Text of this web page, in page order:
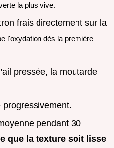
la plus vive.
frais directement sur la
l'oxydation dès la première
pressée, la moutarde
progressivement.
pendant 30
que la texture soit lisse